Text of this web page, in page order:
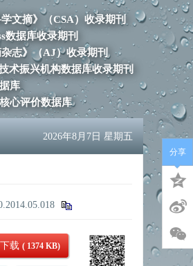
文摘》（CSA）收录期刊
数据库收录期刊
志》（AJ）收录期刊
术振兴机构数据库收录期刊
库
心评价数据库
2026年8月7日 星期五
下载( 1374 KB)
分享